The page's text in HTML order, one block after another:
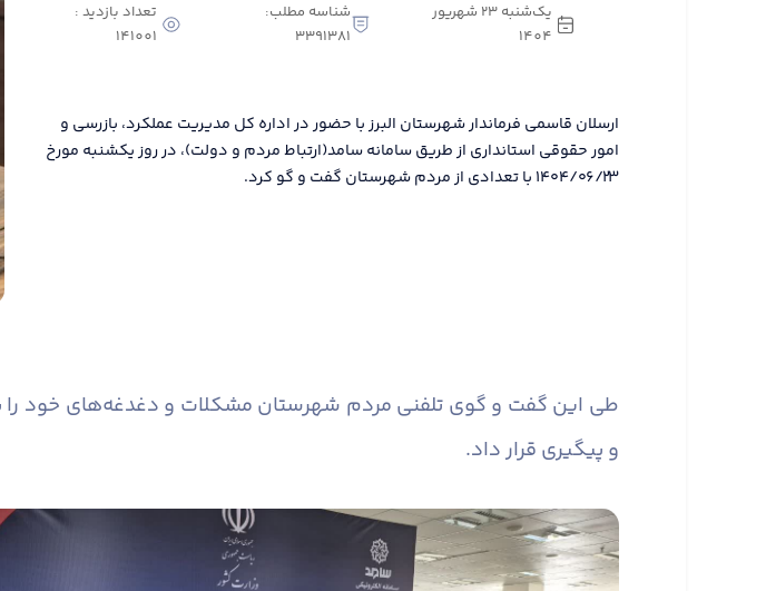
یک‌شنبه 23 شهریور
1404
شناسه مطلب:
3391381
تعداد بازدید :
141001
ارسلان قاسمی فرماندار شهرستان البرز با حضور در اداره کل مدیریت عملکرد، بازرسی و
امور حقوقی استانداری از طریق سامانه سامد(ارتباط مردم و دولت)، در روز یکشنبه مورخ
۱۴۰۴/۰۶/۲۳ با تعدادی از مردم شهرستان گفت و گو کرد.
طی این گفت و گوی تلفنی مردم شهرستان مشکلات و دغدغه‌های خود را
و پیگیری قرار داد.